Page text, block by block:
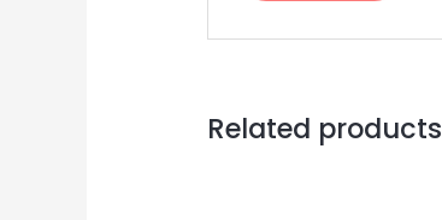
Related products